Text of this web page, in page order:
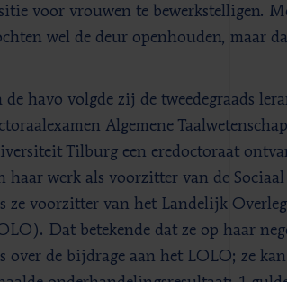
voor vrouwen te bewerkstelligen.
wel de deur openhouden, maar
de havo volgde zij de tweedegraads
Algemene
Tilburg een eredoctoraat
haar werk als voorzitter van de
ze voorzitter van het Landelijk
Dat betekende dat ze op haar
over de bijdrage aan het LOLO; ze